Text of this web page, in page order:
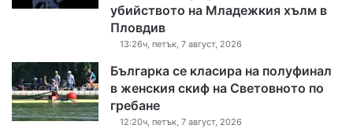
убийството на Младежкия хълм в
Пловдив
13:26ч, петък, 7 август, 2026
Българка се класира на полуфинал
в женския скиф на Световното по
гребане
12:20ч, петък, 7 август, 2026